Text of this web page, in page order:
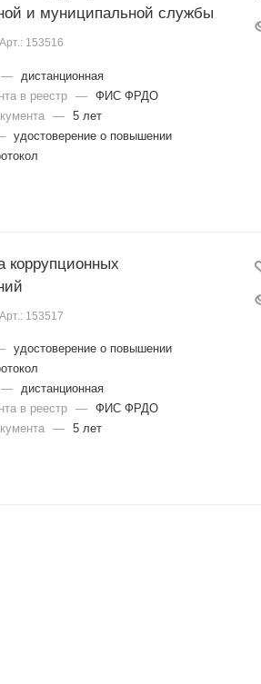
и муниципальной службы
Арт.: 153516
—
дистанционная
в реестр
— ФИС ФРДО
— 5 лет
удостоверение о повышении
коррупционных
Арт.: 153517
удостоверение о повышении
— дистанционная
в реестр
— ФИС ФРДО
— 5 лет